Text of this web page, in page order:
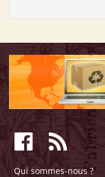
Qui sommes-nous ?